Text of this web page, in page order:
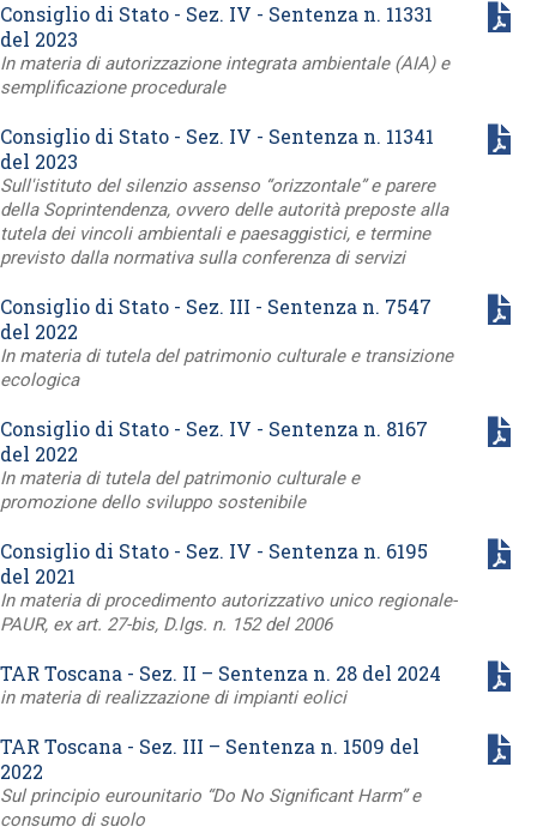
Consiglio di Stato - Sez. IV - Sentenza n. 11331
del 2023
In materia di autorizzazione integrata ambientale (AIA) e
semplificazione procedurale
Consiglio di Stato - Sez. IV - Sentenza n. 11341
del 2023
Sull'istituto del silenzio assenso “orizzontale” e parere
della Soprintendenza, ovvero delle autorità preposte alla
tutela dei vincoli ambientali e paesaggistici, e termine
previsto dalla normativa sulla conferenza di servizi
Consiglio di Stato - Sez. III - Sentenza n. 7547
del 2022
In materia di tutela del patrimonio culturale e transizione
ecologica
Consiglio di Stato - Sez. IV - Sentenza n. 8167
del 2022
In materia di tutela del patrimonio culturale e
promozione dello sviluppo sostenibile
Consiglio di Stato - Sez. IV - Sentenza n. 6195
del 2021
In materia di procedimento autorizzativo unico regionale-
PAUR, ex art. 27-bis, D.lgs. n. 152 del 2006
TAR Toscana - Sez. II – Sentenza n. 28 del 2024
in materia di realizzazione di impianti eolici
TAR Toscana - Sez. III – Sentenza n. 1509 del
2022
Sul principio eurounitario “Do No Significant Harm” e
consumo di suolo